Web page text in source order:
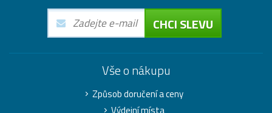
CHCI SLEVU
Vše o nákupu
Způsob doručení a ceny